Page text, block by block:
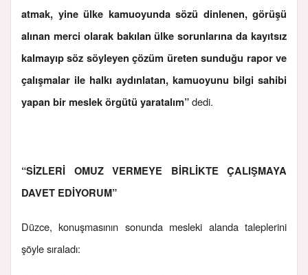
atmak, yine ülke kamuoyunda sözü dinlenen, görüşü
alınan merci olarak bakılan ülke sorunlarına da kayıtsız
kalmayıp söz söyleyen çözüm üreten sunduğu rapor ve
çalışmalar ile halkı aydınlatan, kamuoyunu bilgi sahibi
yapan bir meslek örgütü yaratalım”dedi.
“SİZLERİ OMUZ VERMEYE BİRLİKTE ÇALIŞMAYA
DAVET EDİYORUM”
Düzce, konuşmasının sonunda mesleki alanda taleplerini
şöyle sıraladı: